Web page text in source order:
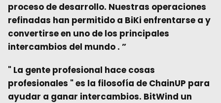
proceso de desarrollo. Nuestras operaciones
refinadas han permitido a BiKi enfrentarse a y
convertirse en uno de los principales
intercambios del mundo . ”
" La gente profesional hace cosas
profesionales "es la filosofía de ChainUP para
ayudar a ganar intercambios. BitWind un